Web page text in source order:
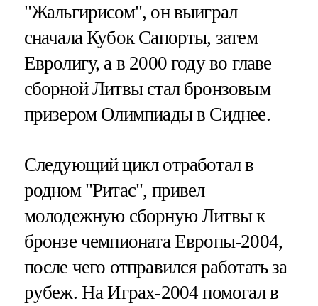
"Жальгирисом", он выиграл
сначала Кубок Сапорты, затем
Евролигу, а в 2000 году во главе
сборной Литвы стал бронзовым
призером Олимпиады в Сиднее.
Следующий цикл отработал в
родном "Ритас", привел
молодежную сборную Литвы к
бронзе чемпионата Европы-2004,
после чего отправился работать за
рубеж. На Играх-2004 помогал в